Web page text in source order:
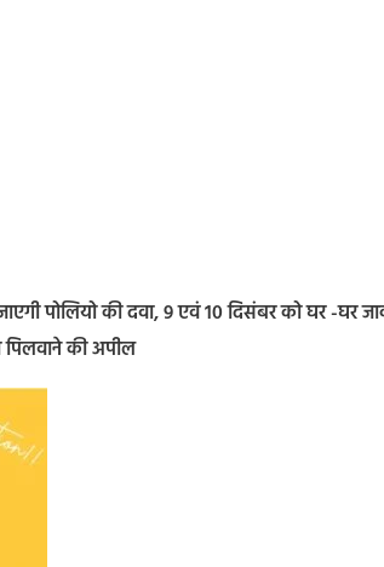
पोलियो की दवा, 9 एवं 10 दिसंबर को घर -घर
पिलवाने की अपील